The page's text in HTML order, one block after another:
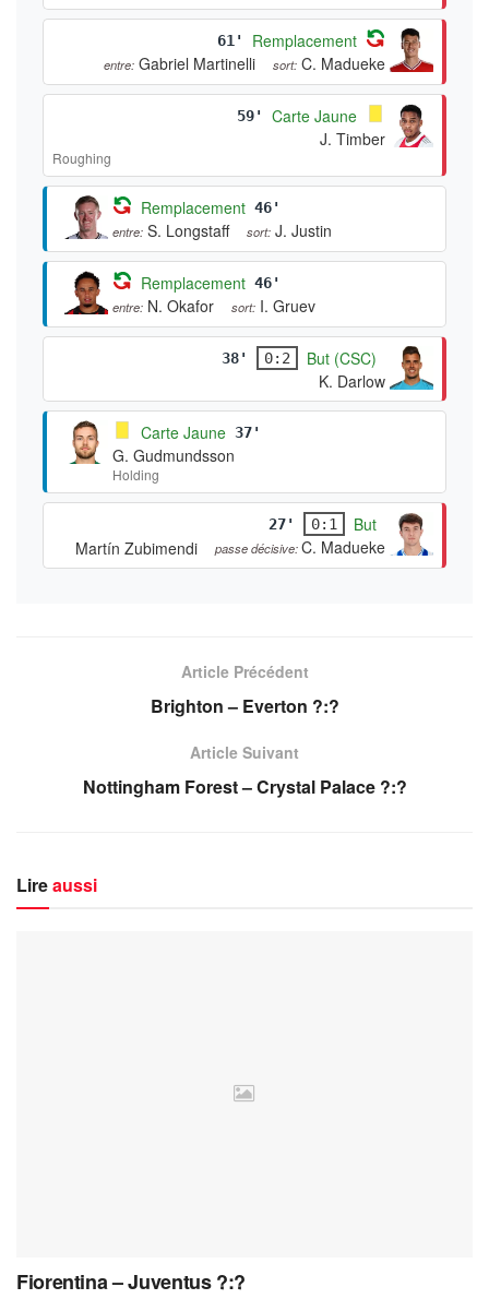
61' Remplacement
entre: Gabriel Martinelli sort: C. Madueke
59'
Carte Jaune
J. Timber
Roughing
Remplacement 46'
entre: S. Longstaff sort: J. Justin
Remplacement 46'
entre: N. Okafor sort: I. Gruev
38' 0:2
But (CSC)
K. Darlow
Carte Jaune 37'
G. Gudmundsson
Holding
27' 0:1
But
Martín Zubimendi
passe décisive:C. Madueke
Article Précédent
Brighton – Everton ?:?
Article Suivant
Nottingham Forest – Crystal Palace ?:?
Lireaussi
Fiorentina – Juventus ?:?